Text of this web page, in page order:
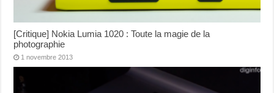
[Critique] Nokia Lumia 1020 : Toute la magie de la
photographie
1 novembre 2013